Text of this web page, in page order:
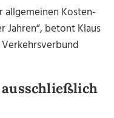
Kosten-
Jahren“, betont Klaus